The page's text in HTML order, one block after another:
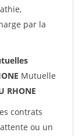
par la
Mutuelle
RHONE
contrats
ou un